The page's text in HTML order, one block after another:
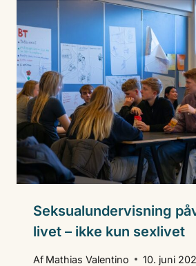
Seksualundervisning
livet – ikke kun sexlivet
Af Mathias Valentino 10. juni